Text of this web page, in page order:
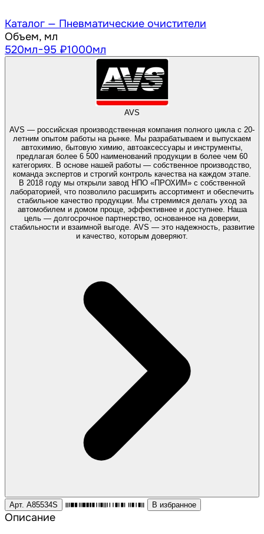
Каталог — Пневматические очистители
Объем, мл
520мл−95 ₽1000мл
AVS
AVS — российская производственная компания полного цикла с 20-
летним опытом работы на рынке. Мы разрабатываем и выпускаем
автохимию, бытовую химию, автоаксессуары и инструменты,
предлагая более 6 500 наименований продукции в более чем 60
категориях. В основе нашей работы — собственное производство,
команда экспертов и строгий контроль качества на каждом этапе.
В 2018 году мы открыли завод НПО «ПРОХИМ» с собственной
лабораторией, что позволило расширить ассортимент и обеспечить
стабильное качество продукции. Мы стремимся делать уход за
автомобилем и домом проще, эффективнее и доступнее. Наша
цель — долгосрочное партнерство, основанное на доверии,
стабильности и взаимной выгоде. AVS — это надежность, развитие
и качество, которым доверяют.
Арт. A85534S В избранное
Описание